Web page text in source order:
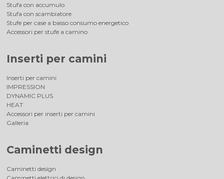
Stufa con accumulo
Stufa con scambiatore
Stufe per case a basso consumo energetico
Accessori per stufe a camino
Inserti per camini
Inserti per camini
IMPRESSION
DYNAMIC PLUS
HEAT
Accessori per inserti per camini
Galleria
Caminetti design
Caminetti design